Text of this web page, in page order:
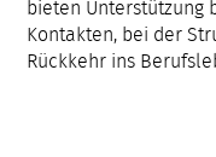
bieten Unterstützung
Kontakten, bei der
Rückkehr ins